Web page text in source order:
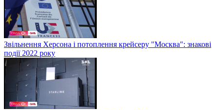
Звільнення Херсона і потоплення крейсеру "Москва": знакові
події 2022 року